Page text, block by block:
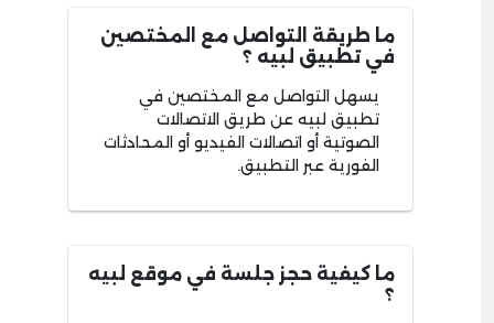
ما طريقة التواصل مع المختصين
في تطبيق لبيه ؟
يسهل التواصل مع المختصين في
تطبيق لبيه عن طريق الاتصالات
الصوتية أو اتصالات الفيديو أو المحادثات
الفورية عبر التطبيق.
ما كيفية حجز جلسة في موقع لبيه
؟